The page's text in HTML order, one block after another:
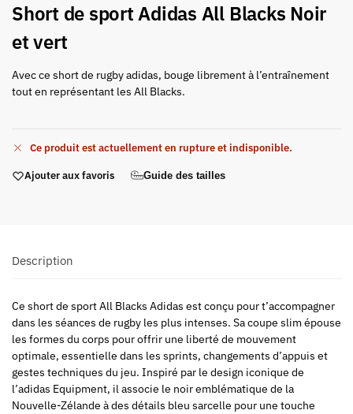
Short de sport Adidas All Blacks Noir
et vert
Avec ce short de rugby adidas, bouge librement à l’entraînement
tout en représentant les All Blacks.
Ce produit est actuellement en rupture et indisponible.
Ajouter aux favoris Guide des tailles
Description
Ce short de sport All Blacks Adidas est conçu pour t’accompagner
dans les séances de rugby les plus intenses. Sa coupe slim épouse
les formes du corps pour offrir une liberté de mouvement
optimale, essentielle dans les sprints, changements d’appuis et
gestes techniques du jeu. Inspiré par le design iconique de
l’adidas Equipment, il associe le noir emblématique de la
Nouvelle-Zélande à des détails bleu sarcelle pour une touche